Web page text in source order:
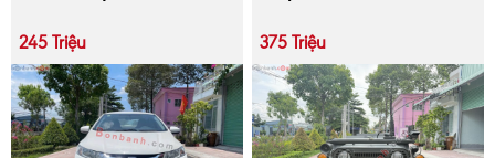
245 Triệu 375 Triệu